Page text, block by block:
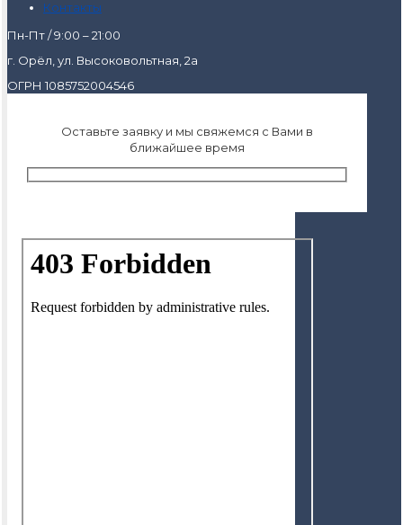
Контакты
Пн-Пт / 9:00 – 21:00
г. Орёл, ул. Высоковольтная, 2а
ОГРН 1085752004546
Оставьте заявку и мы свяжемся с Вами в
ближайшее время